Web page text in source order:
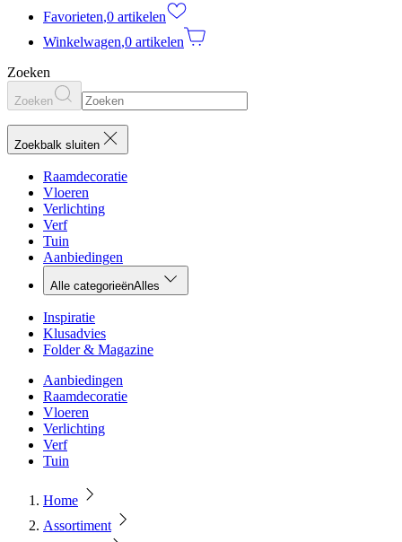
Favorieten,0 artikelen
Winkelwagen,0 artikelen
Zoeken
Zoeken
Zoekbalk sluiten
Raamdecoratie
Vloeren
Verlichting
Verf
Tuin
Aanbiedingen
Alle categorieënAlles
Inspiratie
Klusadvies
Folder & Magazine
Aanbiedingen
Raamdecoratie
Vloeren
Verlichting
Verf
Tuin
Home
Assortiment